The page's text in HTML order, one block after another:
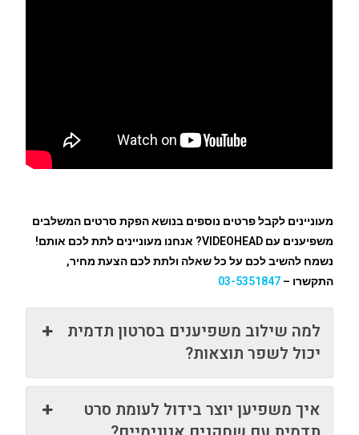
מעוניינים לקבל פרטים נוספים בנושא הפקת סרטים המשלבים
משפיענים עם VIDEOHEAD? אנחנו מעוניינים לתת לכם אותם!
נשמח להשיב לכם על כל שאלה ולתת לכם הצעת מחיר,
התקשרו –03-5351847
למה שילוב משפיענים בסרטון תדמית
יכול לשפר תוצאות?
איך משפיען יוצר בידול לעומת סרט